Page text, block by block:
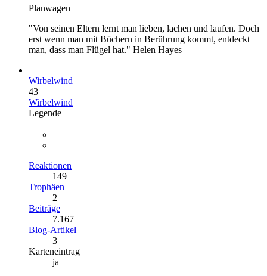
Planwagen
"Von seinen Eltern lernt man lieben, lachen und laufen. Doch
erst wenn man mit Büchern in Berührung kommt, entdeckt
man, dass man Flügel hat." Helen Hayes
Wirbelwind
43
Wirbelwind
Legende
Reaktionen
149
Trophäen
2
Beiträge
7.167
Blog-Artikel
3
Karteneintrag
ja